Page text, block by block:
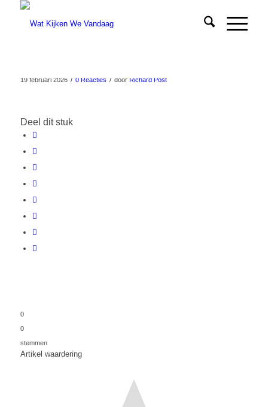
19 februari 2026 / 0 Reacties / door Richard Post
Deel dit stuk
0
0
stemmen
Artikel waardering